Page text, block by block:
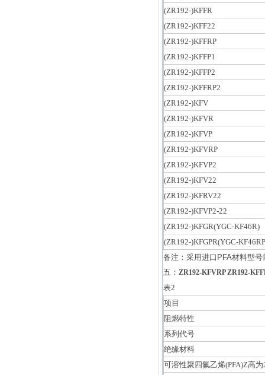
(ZR192-)KFFR
(ZR192-)KFF22
(ZR192-)KFFRP
(ZR192-)KFFP1
(ZR192-)KFFP2
(ZR192-)KFFRP2
(ZR192-)KFV
(ZR192-)KFVR
(ZR192-)KFVP
(ZR192-)KFVRP
(ZR192-)KFVP2
(ZR192-)KFV22
(ZR192-)KFRV22
(ZR192-)KFVP2-22
(ZR192-)KFGR(YGC-KF46R)
(ZR192-)KFGPR(YGC-
备注：采用进口PFA材料型
五： ZR192-KFVRP ZR192-
表2
项目
阻燃特性
系列代号
绝缘材料
可溶性聚四氟乙烯(PFA)Z高